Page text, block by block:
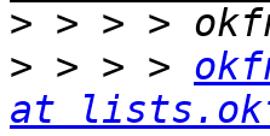
>
> > > >
at